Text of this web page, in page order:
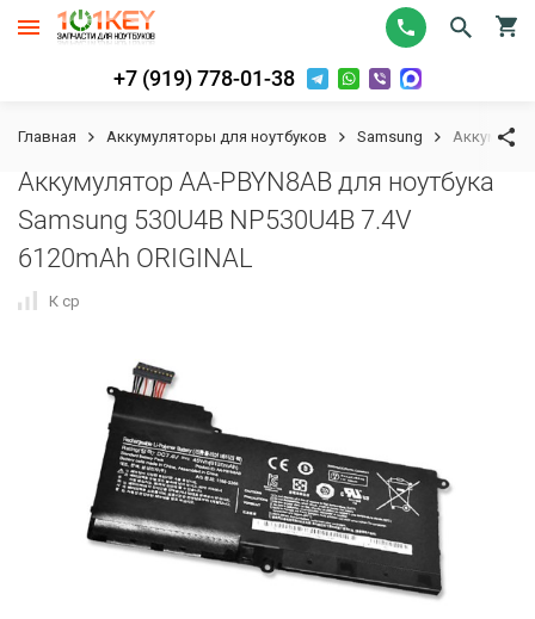
+7 (919) 778-01-38
Главная Аккумуляторы для ноутбуков Samsung
Аккумулятор AA-PBYN8AB для ноутбука
Samsung 530U4B NP530U4B 7.4V
6120mAh ORIGINAL
К сравнению